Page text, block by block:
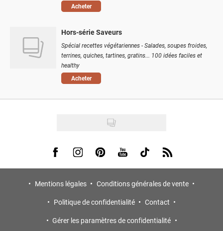
Acheter
Hors-série Saveurs
Spécial recettes végétariennes - Salades, soupes froides,
terrines, quiches, tartines, gratins... 100 idées faciles et
healthy
Acheter
Visit us on Facebook
Visit us on Instagram
Visit us on Pinterest
Visit us on Youtube
Visit us on Tiktok
Visit us on Rss
Mentions légales
Conditions générales de vente
Politique de confidentialité
Contact
Gérer les paramètres de confidentialité